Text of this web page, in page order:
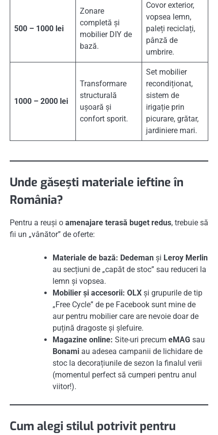
500 – 1000 lei
Zonare
completă și
mobilier DIY de
bază.
Covor exterior,
vopsea lemn,
paleți reciclați,
pânză de
umbrire.
1000 – 2000 lei
Transformare
structurală
ușoară și
confort sporit.
Set mobilier
recondiționat,
sistem de
irigație prin
picurare, grătar,
jardiniere mari.
Unde găsești materiale ieftine în
România?
Pentru a reuși o amenajare terasă buget redus, trebuie să
fii un „vânător” de oferte:
Materiale de bază: Dedeman și Leroy Merlin
au secțiuni de „capăt de stoc” sau reduceri la
lemn și vopsea.
Mobilier și accesorii: OLX și grupurile de tip
„Free Cycle” de pe Facebook sunt mine de
aur pentru mobilier care are nevoie doar de
puțină dragoste și șlefuire.
Magazine online: Site-uri precum eMAG sau
Bonami au adesea campanii de lichidare de
stoc la decorațiunile de sezon la finalul verii
(momentul perfect să cumperi pentru anul
viitor!).
Cum alegi stilul potrivit pentru